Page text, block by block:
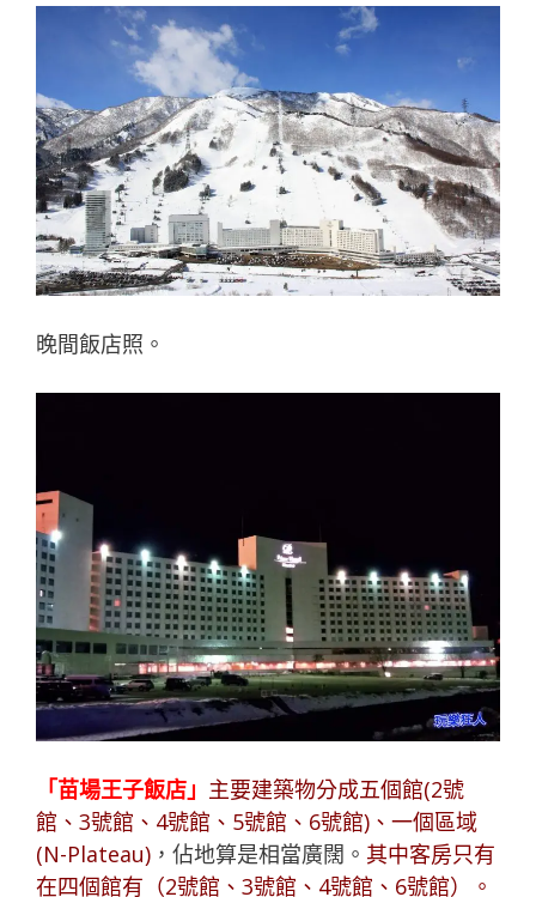
晚間飯店照。
「苗場王子飯店」 主要建築物分成五個館(2號
館、3號館、4號館、5號館、6號館)、一個區域
(N-Plateau) ，佔地算是相當廣闊。 其中客房只有
在四個館有（2號館、3號館、4號館、6號館）。